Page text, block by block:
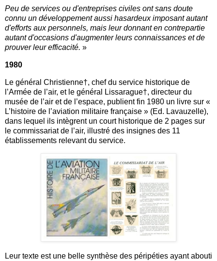
Peu de services ou d'entreprises civiles ont sans doute
connu un développement aussi hasardeux imposant autant
d'efforts aux personnels, mais leur donnant en contrepartie
autant d'occasions d'augmenter leurs connaissances et de
prouver leur efficacité. »
1980
Le général Christienne†, chef du service historique de
l’Armée de l’air, et le général Lissarague†, directeur du
musée de l’air et de l’espace, publient fin 1980 un livre sur «
L’histoire de l’aviation militaire française » (Ed. Lavauzelle),
dans lequel ils intègrent un court historique de 2 pages sur
le commissariat de l’air, illustré des insignes des 11
établissements relevant du service.
Leur texte est une belle synthèse des péripéties ayant abouti